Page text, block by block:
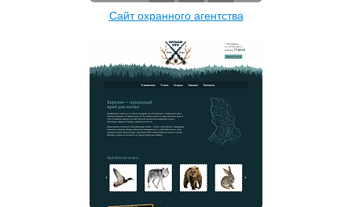
Сайт охранного агентства